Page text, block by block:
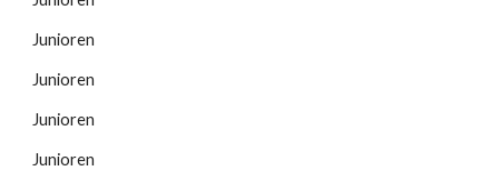
Junioren
Junioren
Junioren
Junioren